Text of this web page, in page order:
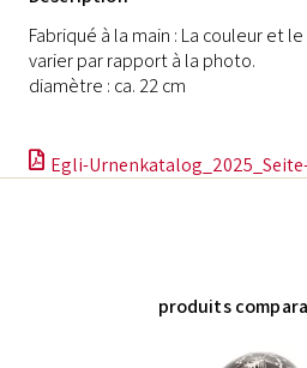
Fabriqué à la main : La couleur et
varier par rapport à la photo.
diamètre : ca. 22 cm
Egli-
produits